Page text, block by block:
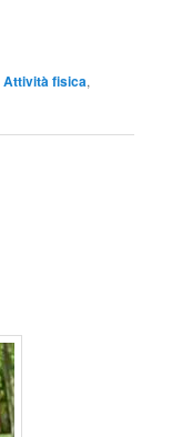
Attività fisica,